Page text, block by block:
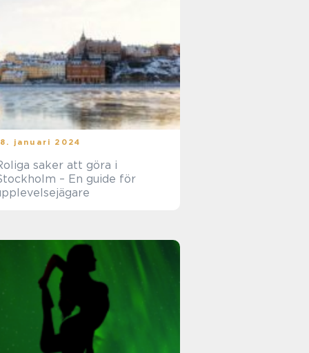
januari 2024
saker att göra i
– En guide för